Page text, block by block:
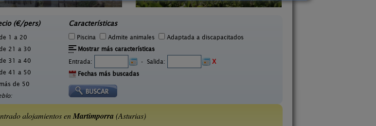
(€/pers)
1 a 20
21 a 30
31 a 40
41 a 50
más de 50
Características
Piscina Admite animales
Adaptada a discapacitados
Mostrar más características
Entrada:
- Salida:
X
Fechas más buscadas
alojamientos enMartimporra (Asturias)